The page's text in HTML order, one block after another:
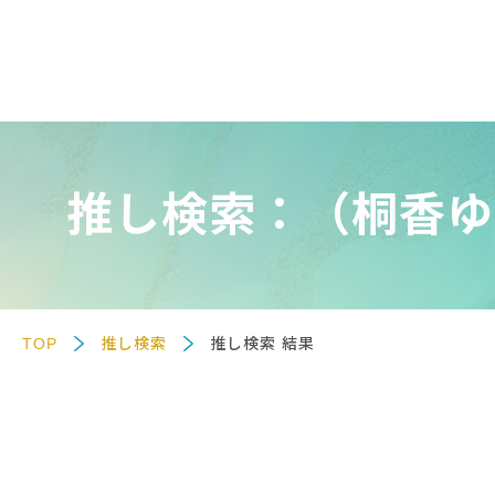
推し検索：（桐香
TOP 推し検索 推し検索 結果